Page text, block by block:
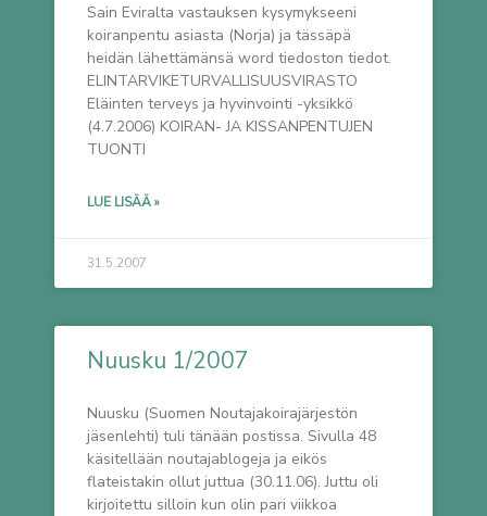
Sain Eviralta vastauksen kysymykseeni
koiranpentu asiasta (Norja) ja tässäpä
heidän lähettämänsä word tiedoston tiedot.
ELINTARVIKETURVALLISUUSVIRASTO
Eläinten terveys ja hyvinvointi -yksikkö
(4.7.2006) KOIRAN- JA KISSANPENTUJEN
TUONTI
LUE LISÄÄ »
31.5.2007
Nuusku 1/2007
Nuusku (Suomen Noutajakoirajärjestön
jäsenlehti) tuli tänään postissa. Sivulla 48
käsitellään noutajablogeja ja eikös
flateistakin ollut juttua (30.11.06). Juttu oli
kirjoitettu silloin kun olin pari viikkoa